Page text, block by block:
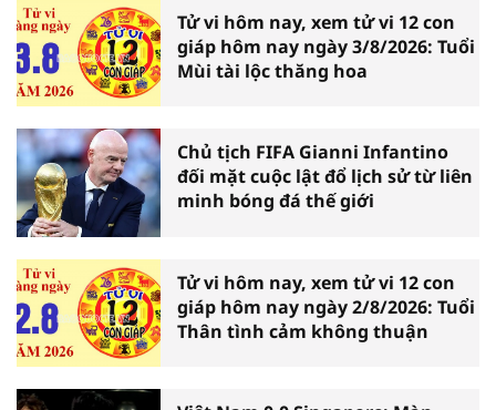
Tử vi hôm nay, xem tử vi 12 con
giáp hôm nay ngày 3/8/2026: Tuổi
Mùi tài lộc thăng hoa
Chủ tịch FIFA Gianni Infantino
đối mặt cuộc lật đổ lịch sử từ liên
minh bóng đá thế giới
Tử vi hôm nay, xem tử vi 12 con
giáp hôm nay ngày 2/8/2026: Tuổi
Thân tình cảm không thuận